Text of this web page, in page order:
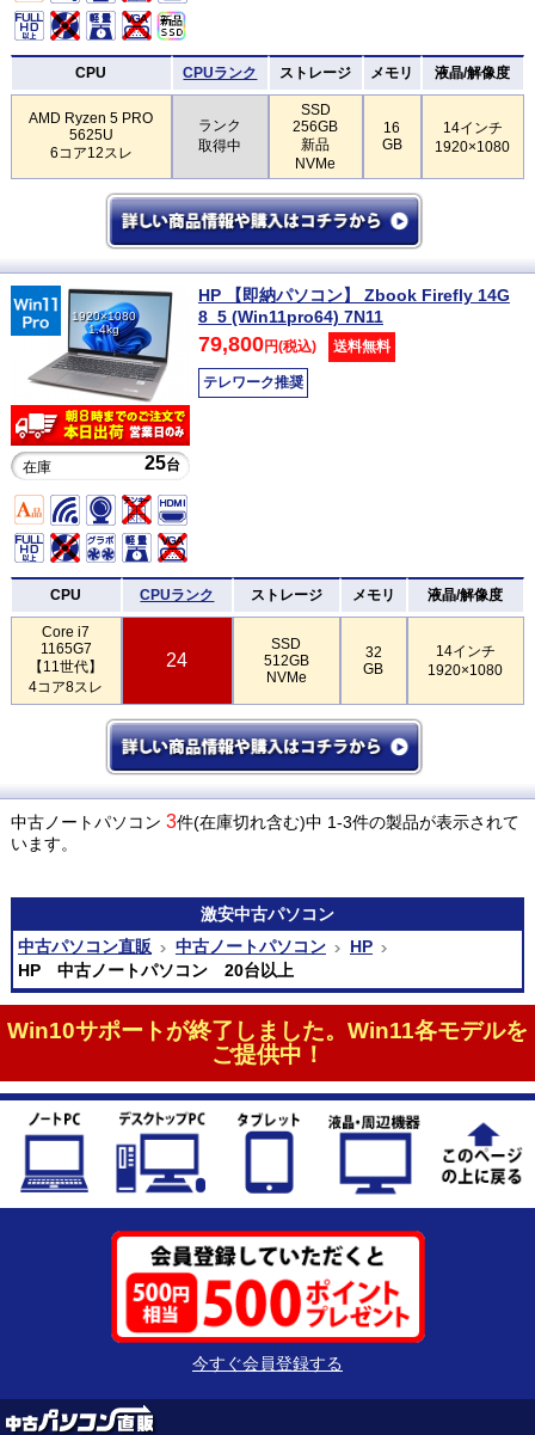
CPU CPUランク ストレージ メモリ 液晶/解像度
AMD Ryzen 5 PRO
5625U
6コア12スレ
ランク
取得中
SSD
256GB
新品
NVMe
16
GB
14インチ
1920×1080
1920×1080
1.4kg
在庫 25台
HP 【即納パソコン】 Zbook Firefly 14G
8_5 (Win11pro64) 7N11
79,800円(税込) 送料無料
テレワーク推奨
CPU CPUランク ストレージ メモリ 液晶/解像度
Core i7
1165G7
【11世代】
4コア8スレ
24
SSD
512GB
NVMe
32
GB
14インチ
1920×1080
中古ノートパソコン 3件(在庫切れ含む)中 1-3件の製品が表示されて
います。
激安中古パソコン
中古パソコン直販
中古ノートパソコン
HP
HP 中古ノートパソコン 20台以上
Win10サポートが終了しました。Win11各モデルを
ご提供中！
今すぐ会員登録する